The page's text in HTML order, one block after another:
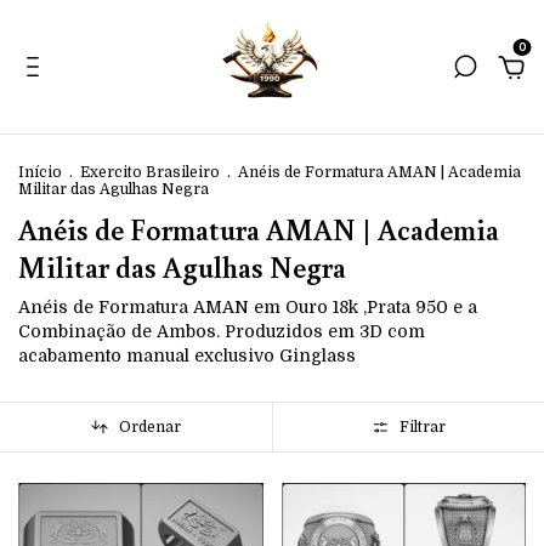
0
Início . Exercito Brasileiro . Anéis de Formatura AMAN | Academia
Militar das Agulhas Negra
Anéis de Formatura AMAN | Academia
Militar das Agulhas Negra
Anéis de Formatura AMAN em Ouro 18k ,Prata 950 e a
Combinação de Ambos. Produzidos em 3D com
acabamento manual exclusivo Ginglass
Ordenar Filtrar